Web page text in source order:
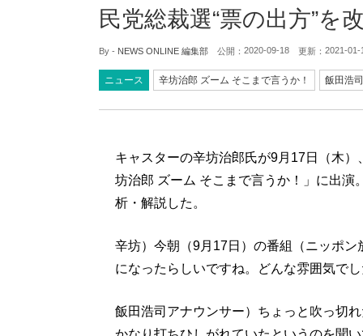
民党総裁選“票の出方”を
By - NEWS ONLINE 編集部 公開： 2020-09-18 更新： 2021-01-
ニュース 辛坊治郎 ズーム そこまで言うか！ 飯田浩司
キャスターの辛坊治郎氏が9月17日（木
坊治郎 ズーム そこまで言うか！」に出
析・解説した。
辛坊）今朝（9月17日）の番組（ニッポ
になったらしいですね。どんな雰囲気で
飯田浩司アナウンサー）ちょっと吹っ切